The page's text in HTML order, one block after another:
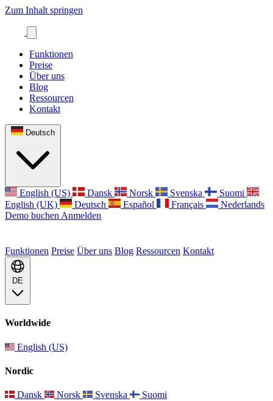
Zum Inhalt springen
Funktionen
Preise
Über uns
Blog
Ressourcen
Kontakt
Deutsch
English (US) Dansk Norsk Svenska
Suomi
English (UK)
Deutsch Español Français
Nederlands
Demo buchen Anmelden
Funktionen Preise Über uns Blog Ressourcen Kontakt
DE
Worldwide
English (US)
Nordic
Dansk Norsk Svenska Suomi